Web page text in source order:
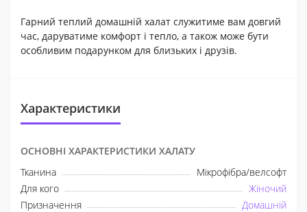
Гарний теплий домашній халат служитиме вам довгий
час, даруватиме комфорт і тепло, а також може бути
особливим подарунком для близьких і друзів.
Характеристики
ОСНОВНІ ХАРАКТЕРИСТИКИ ХАЛАТУ
Тканина
Мікрофібра/велсофт
Для кого
Жіночий
Призначення
Домашній